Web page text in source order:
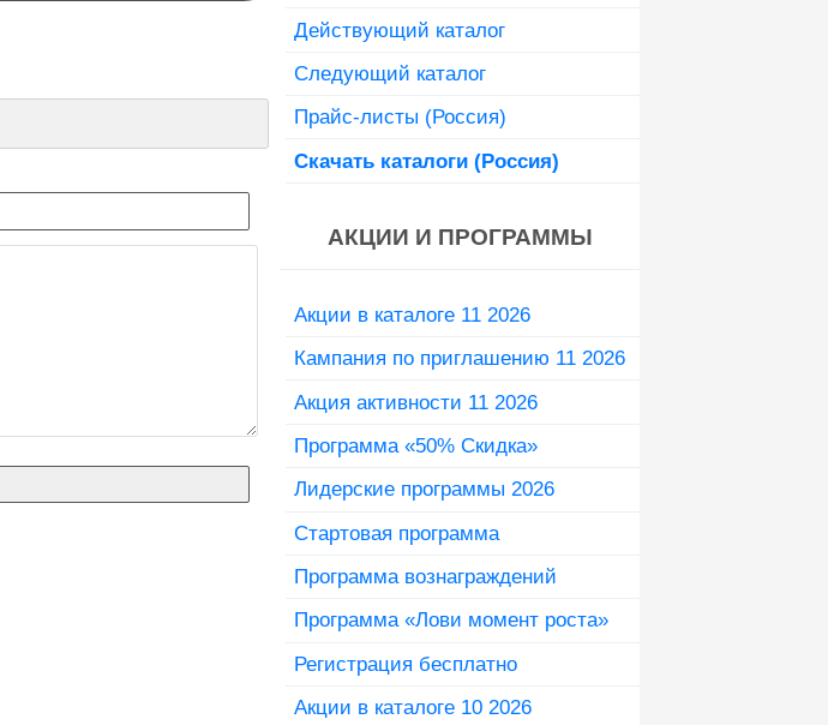
Действующий каталог
Следующий каталог
Прайс-листы (Россия)
Скачать каталоги (Россия)
АКЦИИ И ПРОГРАММЫ
Акции в каталоге 11 2026
Кампания по приглашению 11 2026
Акция активности 11 2026
Программа «50% Скидка»
Лидерские программы 2026
Стартовая программа
Программа вознаграждений
Программа «Лови момент роста»
Регистрация бесплатно
Акции в каталоге 10 2026